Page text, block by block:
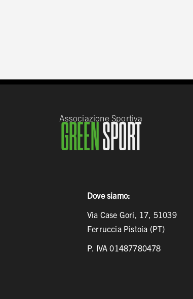
Associazione Sportiva
GREENSPORT
Dove siamo:
Via Case Gori, 17, 51039
Ferruccia Pistoia (PT)
P. IVA 01487780478